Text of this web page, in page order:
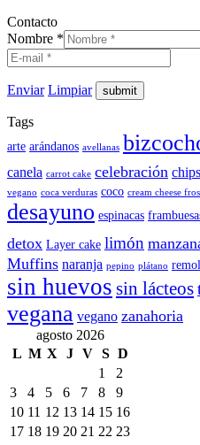
Contacto
Nombre *
Enviar Limpiar
Tags
arte arándanos avellanas
canela carrot cake celebración
vegano coca verduras coco cream cheese
desayuno espinacas
detox Layer cake limón
Muffins naranja pepino plátano
sin huevos sin lácteos
vegana vegano zanahoria
agosto 2026
L M X J V S D
1
2
3
4 5 6 7 8
9
10 11 12 13 14 15 16
17 18 19 20 21 22 23